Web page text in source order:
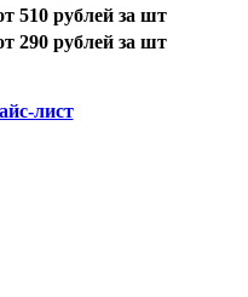
510 рублей за шт
290 рублей за шт
лист